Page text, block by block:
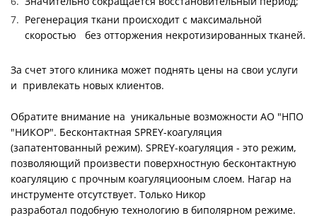
Регенерация ткани происходит с максимальной
скоростью без отторжения некротизированных тканей.
За счет этого клиника может поднять цены на свои услуги
и привлекать новых клиентов.
Обратите внимание на уникальные возможности АО "НПО
"НИКОР". Бесконтактная SPREY-коагуляция
(запатентованный режим). SPREY-коагуляция - это режим,
позволяющий произвести поверхностную бесконтактную
коагуляцию с прочным коагуляциооным слоем. Нагар на
инструменте отсутствует. Только Никор
разработал подобную технологию в биполярном режиме.